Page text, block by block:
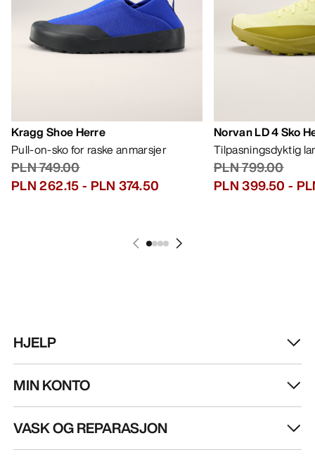
Kragg Shoe Herre
Pull-on-sko for raske anmarsjer
PLN 749.00
PLN 262.15- PLN 374.50
Norvan LD 4 Sko
Tilpasningsdyktig
PLN 799.00
PLN 399.50 -
HJELP
MIN KONTO
VASK OG REPARASJON